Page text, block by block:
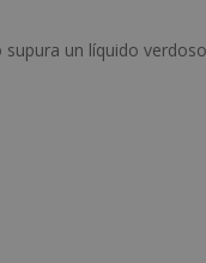
un líquido